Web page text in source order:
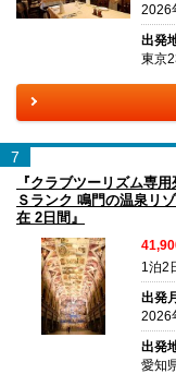
出発
東京
7
『クラブツーリズム専
Ｓランク 鳴門の温泉リ
在 2日間』
1泊2
出発月
出発
愛知